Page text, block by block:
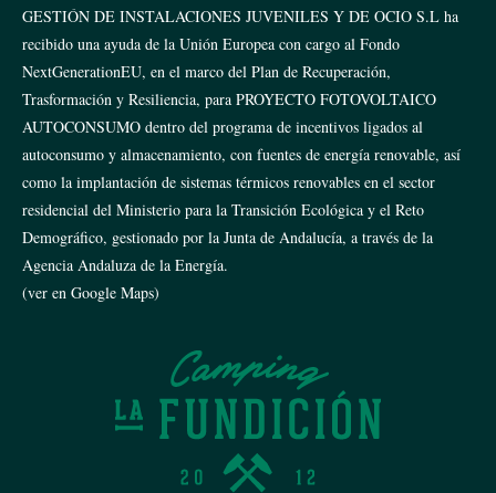
GESTIÓN DE INSTALACIONES JUVENILES Y DE OCIO S.L ha
recibido una ayuda de la Unión Europea con cargo al Fondo
NextGenerationEU, en el marco del Plan de Recuperación,
Trasformación y Resiliencia, para PROYECTO FOTOVOLTAICO
AUTOCONSUMO dentro del programa de incentivos ligados al
autoconsumo y almacenamiento, con fuentes de energía renovable, así
como la implantación de sistemas térmicos renovables en el sector
residencial del Ministerio para la Transición Ecológica y el Reto
Demográfico, gestionado por la Junta de Andalucía, a través de la
Agencia Andaluza de la Energía.
(ver en Google Maps)